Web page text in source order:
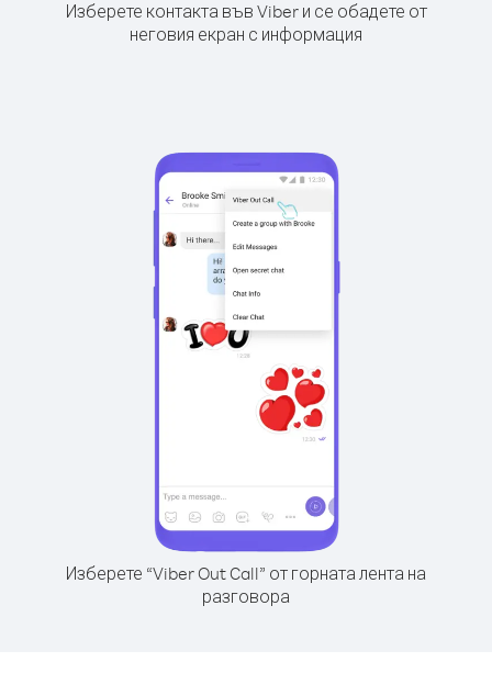
Изберете контакта във Viber и се обадете от
неговия екран с информация
Изберете “Viber Out Call” от горната лента на
разговора